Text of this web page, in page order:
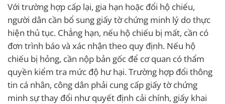
Với trường hợp cấp lại, gia hạn hoặc đổi hộ chiếu,
người dân cần bổ sung giấy tờ chứng minh lý do thực
hiện thủ tục. Chẳng hạn, nếu hộ chiếu bị mất, cần có
đơn trình báo và xác nhận theo quy định. Nếu hộ
chiếu bị hỏng, cần nộp bản gốc để cơ quan có thẩm
quyền kiểm tra mức độ hư hại. Trường hợp đổi thông
tin cá nhân, công dân phải cung cấp giấy tờ chứng
minh sự thay đổi như quyết định cải chính, giấy khai